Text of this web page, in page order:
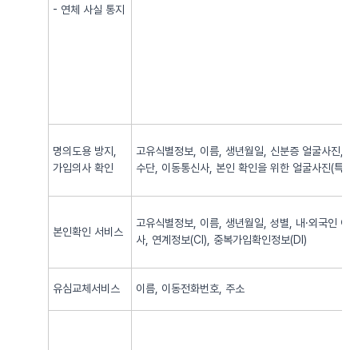
- 연체 사실 통지
명의도용 방지,
가입의사 확인
고유식별정보, 이름, 생년월일, 신분증 얼굴사진,
수단, 이동통신사, 본인 확인을 위한 얼굴사진(특징
본인확인 서비스
고유식별정보, 이름, 생년월일, 성별, 내·외국인
사, 연계정보(CI), 중복가입확인정보(DI)
유심교체서비스 이름, 이동전화번호, 주소